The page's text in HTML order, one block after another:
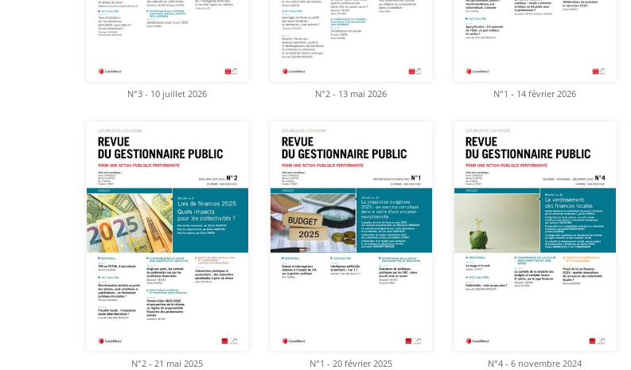
N°3 - 10 juillet 2026 N°2 - 13 mai 2026 N°1 - 14 février 2026
N°2 - 21 mai 2025 N°1 - 20 février 2025 N°4 - 6 novembre 2024